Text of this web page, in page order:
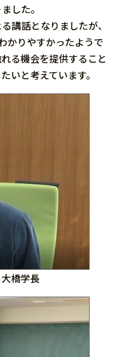
した。
講話となりましたが、
かりやすかったようで
る機会を提供すること
いと考えています。
橋学長